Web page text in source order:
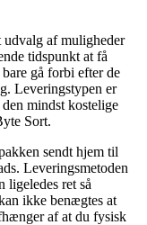
udvalg af muligheder
tidspunkt at få
gå forbi efter de
Leveringstypen er
mindst kostelige
Sort.
sendt hjem til
Leveringsmetoden
ligeledes ret så
ikke benægtes at
af at du fysisk